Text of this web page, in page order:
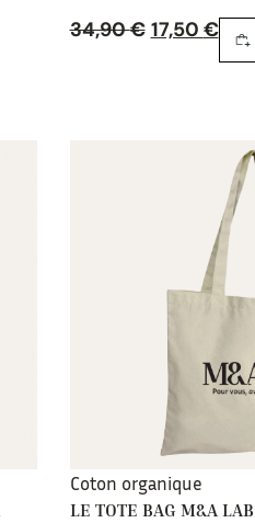
34,90€ 17,50 €
Coton organique
LE TOTE BAG M&A LAB